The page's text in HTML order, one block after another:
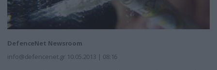
DefenceNet Newsroom
info@defencenet.gr 10.05.2013 | 08:16